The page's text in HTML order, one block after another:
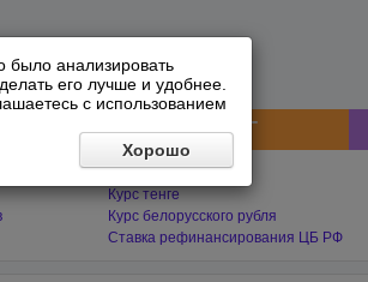
было анализировать
его лучше и удобнее.
с использованием
Хорошо
ФИНАНСЫ СНГ
Курс гривны
Курс тенге
Курс белорусского рубля
Ставка рефинансирования ЦБ РФ